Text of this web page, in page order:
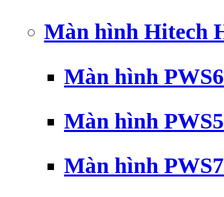
Màn hình Hitech
Màn hình
Màn hình
Màn hình